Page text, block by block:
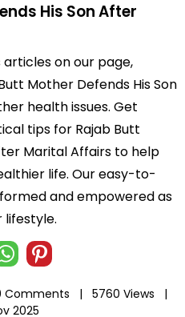
His Son After
on our page,
Mother Defends His Son
health issues. Get
tips for Rajab Butt
Marital Affairs to help
life. Our easy-to-
and empowered as
Comments |
5760 Views |
2025